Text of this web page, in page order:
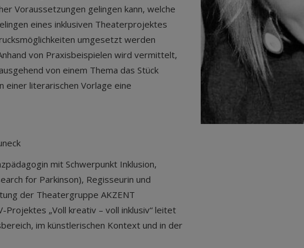
Voraussetzungen gelingen kann, welche
eines inklusiven Theaterprojektes
umgesetzt werden
von Praxisbeispielen wird vermittelt,
von einem Thema das Stück
einer literarischen Vorlage eine
mit Schwerpunkt Inklusion,
for Parkinson), Regisseurin und
der Theatergruppe AKZENT
Projektes „Voll kreativ – voll inklusiv“ leitet
im künstlerischen Kontext und in der